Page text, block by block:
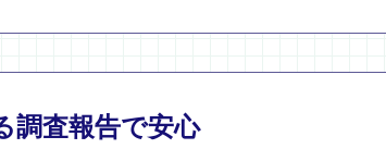
調査報告で安心